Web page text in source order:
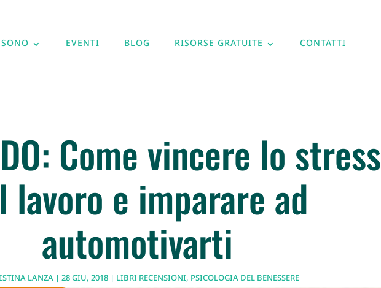
EVENTI BLOG RISORSE GRATUITE CONTATTI
Come vincere lo stress
lavoro e imparare ad
automotivarti
LANZA|28 GIU, 2018| LIBRI RECENSIONI,PSICOLOGIA DEL BENESSERE